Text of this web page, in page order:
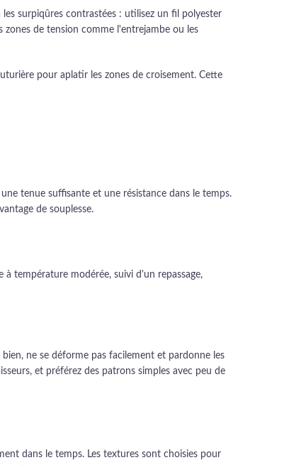
les surpiqûres contrastées : utilisez un fil polyester
zones de tension comme l'entrejambe ou les
pour aplatir les zones de croisement. Cette
tenue suffisante et une résistance dans le temps.
de souplesse.
température modérée, suivi d'un repassage,
ne se déforme pas facilement et pardonne les
et préférez des patrons simples avec peu de
dans le temps. Les textures sont choisies pour